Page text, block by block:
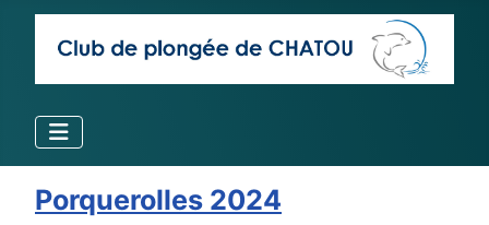
Porquerolles 2024